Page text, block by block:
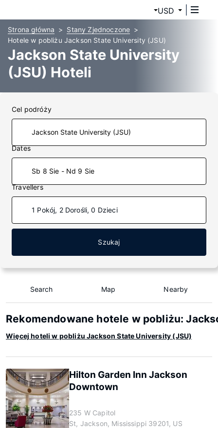
USD
Strona główna
Stany Zjednoczone
Hotele w pobliżu Jackson State University (JSU)
Jackson State University
(JSU) Hoteli
Cel podróży
Dates
Sb 8 Sie - Nd 9 Sie
Travellers
1 Pokój, 2 Dorośli, 0 Dzieci
Szukaj
Search Map Nearby
Rekomendowane hotele w pobliżu:
Więcej hoteli w pobliżu Jackson State University (JSU)
Hilton Garden Inn Jackson
Downtown
235 W Capitol
St, Jackson, Mississippi 39201, US